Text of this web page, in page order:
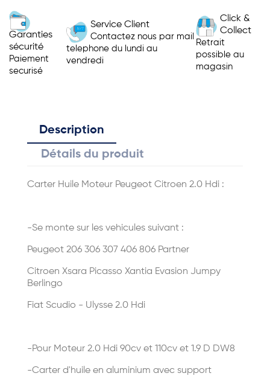
Garanties
sécurité
Paiement
securisé
Service Client
Contactez nous par mail
telephone du lundi au
vendredi
Click &
Collect
Retrait
possible au
magasin
Description
Détails du produit
Carter Huile Moteur Peugeot Citroen 2.0 Hdi :
-Se monte sur les vehicules suivant :
Peugeot 206 306 307 406 806 Partner
Citroen Xsara Picasso Xantia Evasion Jumpy
Berlingo
Fiat Scudio - Ulysse 2.0 Hdi
-Pour Moteur 2.0 Hdi 90cv et 110cv et 1.9 D DW8
-Carter d'huile en aluminium avec support